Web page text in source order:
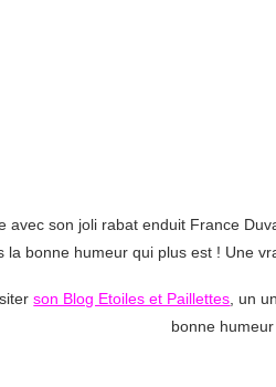
avec son joli rabat enduit France
la bonne humeur qui plus est ! Une
son Blog Etoiles et Paillettes , un
bonne humeur